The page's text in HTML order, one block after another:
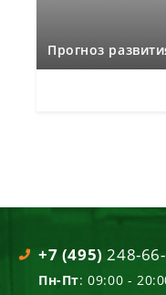
Прогноз
+7 (495) 248-
Пн-Пт: 09:00 -